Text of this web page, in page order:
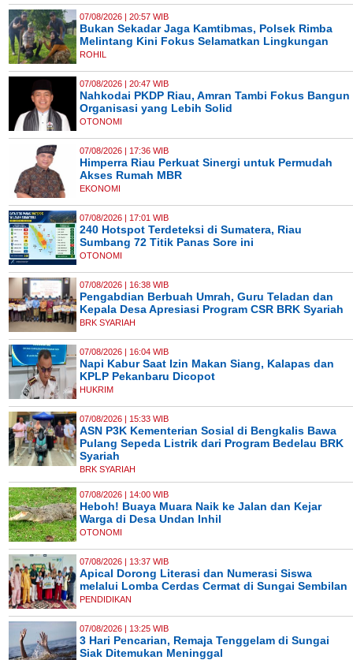
07/08/2026 | 20:57 WIB
Bukan Sekadar Jaga Kamtibmas, Polsek Rimba
Melintang Kini Fokus Selamatkan Lingkungan
ROHIL
07/08/2026 | 20:47 WIB
Nahkodai PKDP Riau, Amran Tambi Fokus Bangun
Organisasi yang Lebih Solid
OTONOMI
07/08/2026 | 17:36 WIB
Himperra Riau Perkuat Sinergi untuk Permudah
Akses Rumah MBR
EKONOMI
07/08/2026 | 17:01 WIB
240 Hotspot Terdeteksi di Sumatera, Riau
Sumbang 72 Titik Panas Sore ini
OTONOMI
07/08/2026 | 16:38 WIB
Pengabdian Berbuah Umrah, Guru Teladan dan
Kepala Desa Apresiasi Program CSR BRK Syariah
BRK SYARIAH
07/08/2026 | 16:04 WIB
Napi Kabur Saat Izin Makan Siang, Kalapas dan
KPLP Pekanbaru Dicopot
HUKRIM
07/08/2026 | 15:33 WIB
ASN P3K Kementerian Sosial di Bengkalis Bawa
Pulang Sepeda Listrik dari Program Bedelau BRK
Syariah
BRK SYARIAH
07/08/2026 | 14:00 WIB
Heboh! Buaya Muara Naik ke Jalan dan Kejar
Warga di Desa Undan Inhil
OTONOMI
07/08/2026 | 13:37 WIB
Apical Dorong Literasi dan Numerasi Siswa
melalui Lomba Cerdas Cermat di Sungai Sembilan
PENDIDIKAN
07/08/2026 | 13:25 WIB
3 Hari Pencarian, Remaja Tenggelam di Sungai
Siak Ditemukan Meninggal